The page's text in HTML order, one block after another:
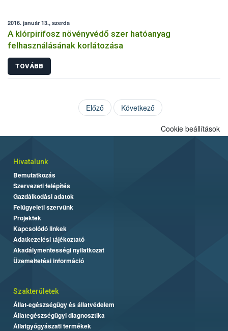
2016. január 13., szerda
A klórpirifosz növényvédő szer hatóanyag
felhasználásának korlátozása
TOVÁBB
Előző Következő
Cookie beállítások
Hivatalunk
Bemutatkozás
Szervezeti felépítés
Gazdálkodási adatok
Felügyeleti szervünk
Projektek
Kapcsolódó linkek
Adatkezelési tájékoztató
Akadálymentességi nyilatkozat
Üzemeltetési információ
Szakterületek
Állat-egészségügy és állatvédelem
Állategészségügyi diagnosztika
Állatgyógyászati termékek